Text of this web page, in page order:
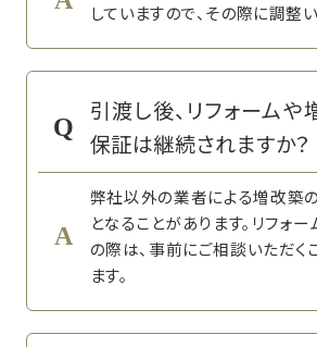
していますので、その際に調整い
引渡し後、リフォーム
保証は継続されますか？
弊社以外の業者による増改築
となることがあります。リフォ
の際は、事前にご相談いただく
ます。